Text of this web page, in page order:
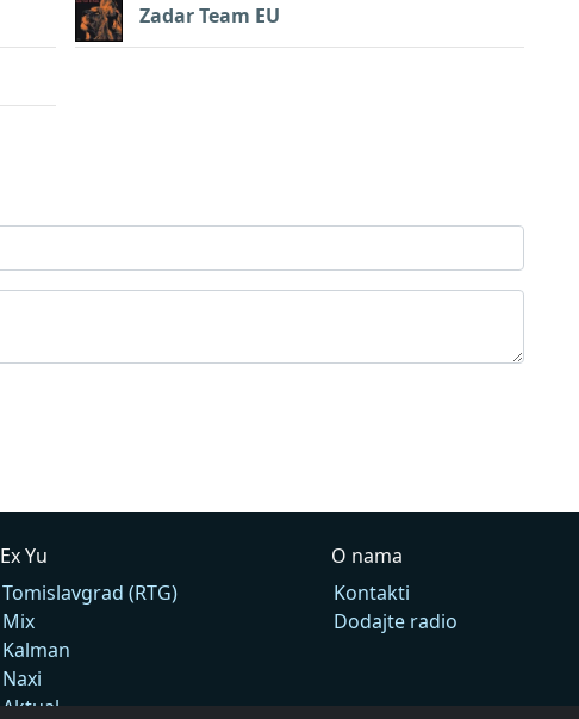
Zadar Team EU
Ex Yu
Tomislavgrad (RTG)
Mix
Kalman
Naxi
Aktual
O nama
Kontakti
Dodajte radio